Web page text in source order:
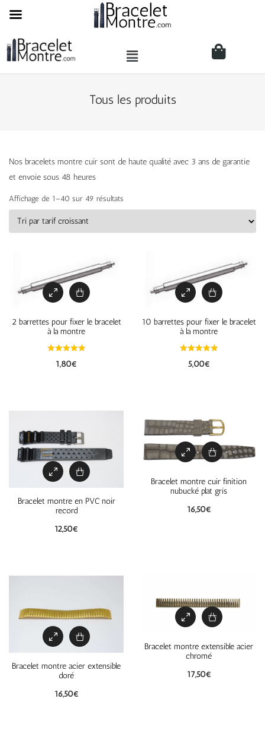
Tous les produits
Nos bracelets montre cuir sont de haute qualité avec 3 ans de garantie
et envoie sous 48 heures
Affichage de 1–40 sur 49 résultats
2 barrettes pour fixer le bracelet
à la montre
1,80€
10 barrettes pour fixer le bracelet
à la montre
5,00€
Bracelet montre en PVC noir
record
12,50€
Bracelet montre cuir finition
nubucké plat gris
16,50€
Bracelet montre acier extensible
doré
16,50€
Bracelet montre extensible acier
chromé
17,50€